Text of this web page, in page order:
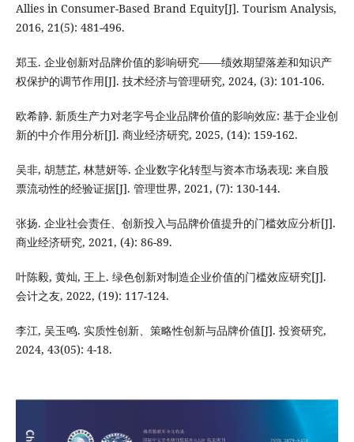
Allies in Consumer-Based Brand Equity[J]. Tourism Analysis,
2016, 21(5): 481-496.
郑玉. 企业创新对品牌价值的影响研究——绩效期望落差和知识产
权保护的调节作用[J]. 技术经济与管理研究, 2024, (3): 101-106.
欧希静. 新质生产力对老字号企业品牌价值的影响效应: 基于企业创
新的中介作用分析[J]. 商业经济研究, 2025, (14): 159-162.
吴非, 胡慧芷, 林慧妍等. 企业数字化转型与资本市场表现: 来自股
票流动性的经验证据[J]. 管理世界, 2021, (7): 130-144.
张扬. 企业社会责任、创新投入与品牌价值提升的门槛效应分析[J].
商业经济研究, 2021, (4): 86-89.
叶陈毅, 黄灿, 王上. 绿色创新对制造企业价值的门槛效应研究[J].
会计之友, 2022, (19): 117-124.
李江, 吴玉鸣. 实质性创新、策略性创新与品牌价值[J]. 投资研究,
2024, 43(05): 4-18.